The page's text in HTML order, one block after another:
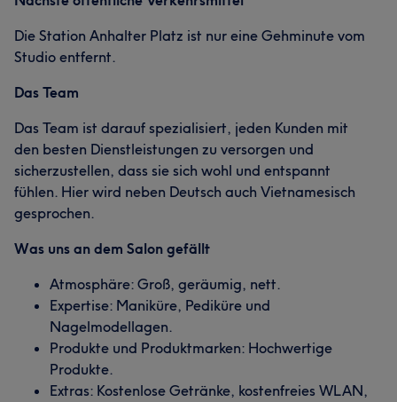
Die Station Anhalter Platz ist nur eine Gehminute vom
Studio entfernt.
Das Team
Das Team ist darauf spezialisiert, jeden Kunden mit
den besten Dienstleistungen zu versorgen und
sicherzustellen, dass sie sich wohl und entspannt
fühlen. Hier wird neben Deutsch auch Vietnamesisch
gesprochen.
Was uns an dem Salon gefällt
Atmosphäre: Groß, geräumig, nett.
Expertise: Maniküre, Pediküre und
Nagelmodellagen.
Produkte und Produktmarken: Hochwertige
Produkte.
Extras: Kostenlose Getränke, kostenfreies WLAN,